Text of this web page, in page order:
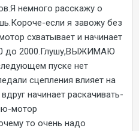
немного расскажу о
если я завожу без
схватывает и начинает
до 2000.Глушу,ВЫЖИМАЮ
пуске нет
сцепления влияет на
начинает раскачивать-
мотор
то очень надо